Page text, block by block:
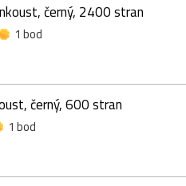
černý, 2400 stran
1 bod
černý, 600 stran
1 bod